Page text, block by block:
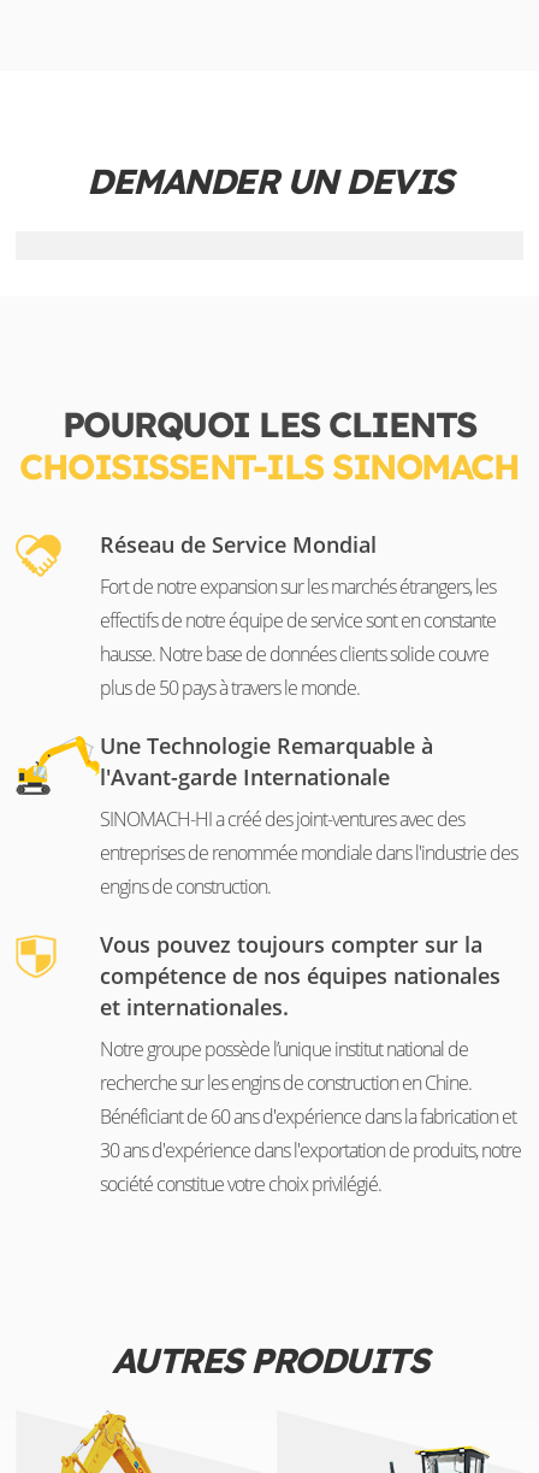
DEMANDER UN DEVIS
POURQUOI LES CLIENTS
CHOISISSENT-ILS SINOMACH
Réseau de Service Mondial
Fort de notre expansion sur les marchés étrangers, les
effectifs de notre équipe de service sont en constante
hausse. Notre base de données clients solide couvre
plus de 50 pays à travers le monde.
Une Technologie Remarquable à
l'Avant-garde Internationale
SINOMACH-HI a créé des joint-ventures avec des
entreprises de renommée mondiale dans l'industrie des
engins de construction.
Vous pouvez toujours compter sur la
compétence de nos équipes nationales
et internationales.
Notre groupe possède l’unique institut national de
recherche sur les engins de construction en Chine.
Bénéficiant de 60 ans d'expérience dans la fabrication et
30 ans d'expérience dans l'exportation de produits, notre
société constitue votre choix privilégié.
AUTRES PRODUITS